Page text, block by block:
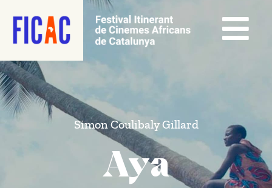
Simon Coulibaly Gillard
Aya